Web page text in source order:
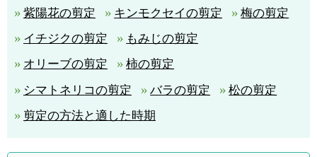
紫陽花の剪定
キンモクセイの剪定
梅の剪定
イチジクの剪定
もみじの剪定
オリーブの剪定
柿の剪定
シマトネリコの剪定
バラの剪定
松の剪定
剪定の方法と適した時期